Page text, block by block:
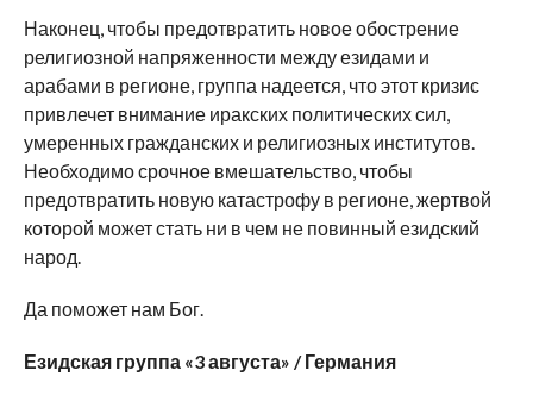
Наконец, чтобы предотвратить новое обострение
религиозной напряженности между езидами и
арабами в регионе, группа надеется, что этот кризис
привлечет внимание иракских политических сил,
умеренных гражданских и религиозных институтов.
Необходимо срочное вмешательство, чтобы
предотвратить новую катастрофу в регионе, жертвой
которой может стать ни в чем не повинный езидский
народ.
Да поможет нам Бог.
Езидская группа «3 августа» / Германия